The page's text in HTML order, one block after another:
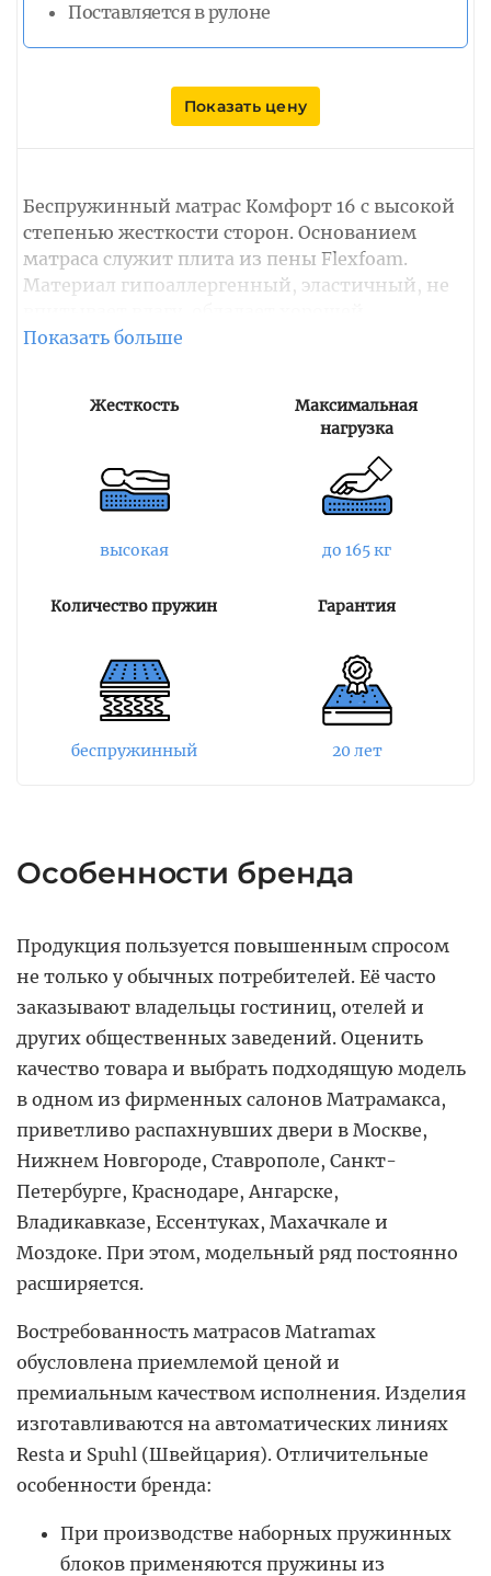
Поставляется в рулоне
Показать цену
Беспружинный матрас Комфорт 16 с высокой
степенью жесткости сторон. Основанием
матраса служит плита из пены Flexfoam.
Материал гипоаллергенный, эластичный, не
воздухопроницаемостью и придает матрасу
давление по всей спальной поверхности.
Чехол матраса выполнен из стеганной ткани
Флора Премиум с объемной стежкой на
спанбонде. Ткань изготовлена из хлопка и
комфортный, мягкий и уютный. Модель
упаковке. Такой вид матраса облегчает его
можно скручивать в рулон, ППУ быстро
восстанавливает свою первоначальную
Жесткость
высокая
Максимальная
нагрузка
до 165 кг
Количество пружин
беспружинный
Гарантия
20 лет
Особенности бренда
Продукция пользуется повышенным спросом
не только у обычных потребителей. Её часто
заказывают владельцы гостиниц, отелей и
других общественных заведений. Оценить
качество товара и выбрать подходящую модель
в одном из фирменных салонов Матрамакса,
приветливо распахнувших двери в Москве,
Нижнем Новгороде, Ставрополе, Санкт-
Петербурге, Краснодаре, Ангарске,
Владикавказе, Ессентуках, Махачкале и
Моздоке. При этом, модельный ряд постоянно
расширяется.
Востребованность матрасов Matramax
обусловлена приемлемой ценой и
премиальным качеством исполнения. Изделия
изготавливаются на автоматических линиях
Resta и Spuhl (Швейцария). Отличительные
особенности бренда:
При производстве наборных пружинных
блоков применяются пружины из